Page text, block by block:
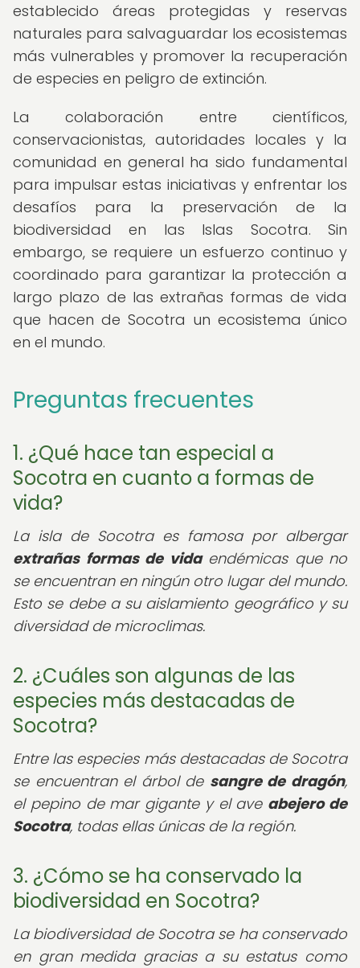
establecido áreas protegidas y reservas
naturales para salvaguardar los ecosistemas
más vulnerables y promover la recuperación
de especies en peligro de extinción.
La colaboración entre científicos,
conservacionistas, autoridades locales y la
comunidad en general ha sido fundamental
para impulsar estas iniciativas y enfrentar los
desafíos para la preservación de la
biodiversidad en las Islas Socotra. Sin
embargo, se requiere un esfuerzo continuo y
coordinado para garantizar la protección a
largo plazo de las extrañas formas de vida
que hacen de Socotra un ecosistema único
en el mundo.
Preguntas frecuentes
1. ¿Qué hace tan especial a
Socotra en cuanto a formas de
vida?
La isla de Socotra es famosa por albergar
extrañas formas de vidaendémicas que no
se encuentran en ningún otro lugar del mundo.
Esto se debe a su aislamiento geográfico y su
diversidad de microclimas.
2. ¿Cuáles son algunas de las
especies más destacadas de
Socotra?
Entre las especies más destacadas de Socotra
se encuentran el árbol de sangre de dragón,
el pepino de mar gigante y el ave abejero de
Socotra, todas ellas únicas de la región.
3. ¿Cómo se ha conservado la
biodiversidad en Socotra?
La biodiversidad de Socotra se ha conservado
en gran medida gracias a su estatus como